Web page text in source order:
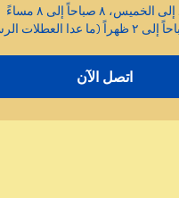
٨ صباحاً إلى ٨ مساءً
اتصل الآن